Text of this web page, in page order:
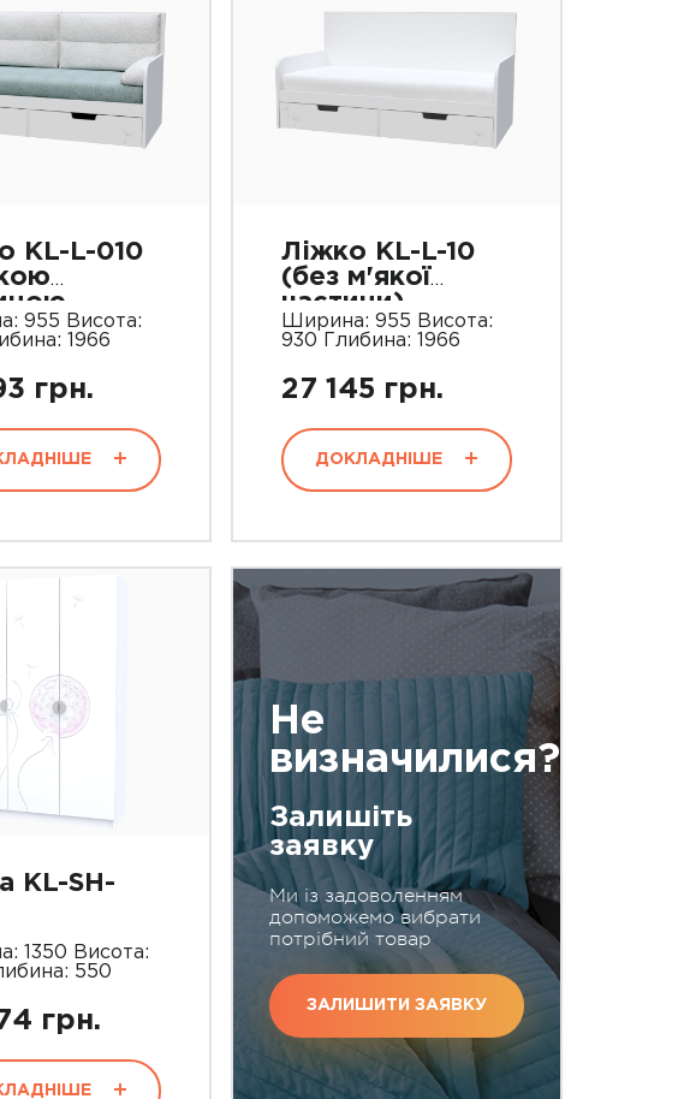
KL-L-010
955 Висота:
1966
грн.
Ліжко KL-L-10
(без м'якої
частини)
Ширина: 955 Висота:
930 Глибина: 1966
27 145 грн.
ДОКЛАДНІШЕ
KL-SH-
1350 Висота:
550
грн.
Не
визначилися?
Залишіть
заявку
Ми із задоволенням
допоможемо вибрати
потрібний товар
ЗАЛИШИТИ ЗАЯВКУ